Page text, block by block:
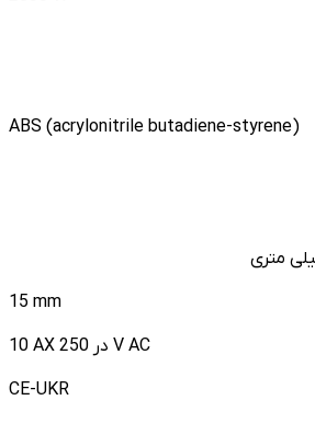
ABS (acrylonitrile butadiene-styrene)
15 mm
10 AX در 250 V AC
CE-UKR